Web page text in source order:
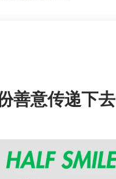
善意传递下去